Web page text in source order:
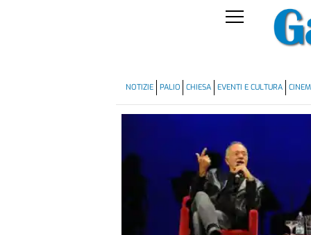
NOTIZIE PALIO CHIESA EVENTI E CULTURA